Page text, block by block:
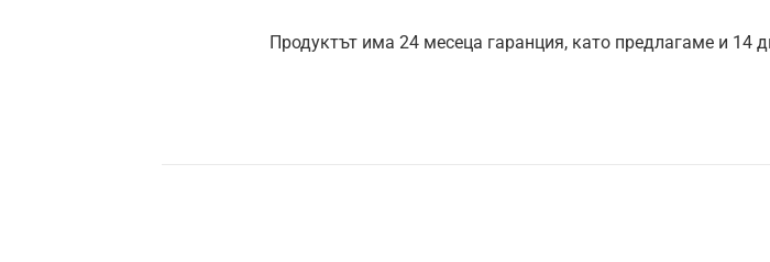
Продуктът има 24 месеца гаранция, като предлагаме и 14